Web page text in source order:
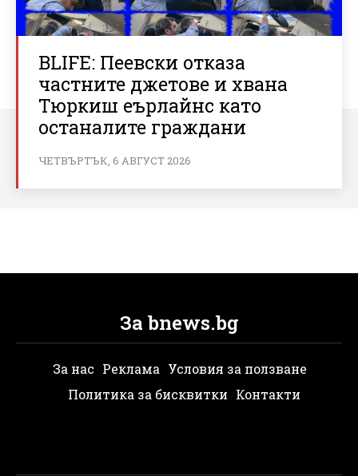
BLIFE: Пеевски отказа
частните джетове и хвана
Тюркиш еърлайнс като
останалите граждани
ЧЕТВЪРТЪК, 6 АВГУСТ 2026
За bnews.bg
За нас Реклама Условия за ползване
Политика за бисквитки Контакти